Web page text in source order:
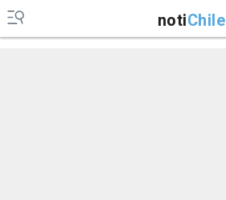
notiChile